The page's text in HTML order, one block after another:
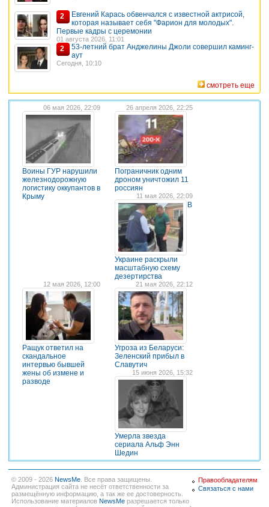
2
Евгений Карась обвенчался с известной актрисой,
которая называет себя "Фарион для молодых".
Первые кадры с церемонии
01 августа 2026, 11:01
2
53-летний брат Анджелины Джоли совершил каминг-
аут
Сегодня, 10:10
смотреть еще
06 мая 2026, 22:09
Воины ГУР нарушили
железнодорожную
логистику оккупантов в
Крыму
26 апреля 2026, 22:25
Пограничник одним
дроном уничтожил 11
россиян
11 мая 2026, 22:09
В
Украине раскрыли
масштабную схему
дезертирства
12 мая 2026, 12:00
Ращук ответил на
скандальное
интервью бывшей
жены об измене и
разводе
21 мая 2026, 22:12
Угроза из Беларуси:
Зеленский прибыл в
Славутич
15 июня 2026, 15:32
Умерла звезда
сериала Альф Энн
Шедин
© 2009 - 2026 NewsMe . Все права защищены.
Администрация сайта не несёт ответственности за
размещённую информацию, а так же ее достоверность.
Использование материалов NewsMe разрешается только
Правообладателям
Связаться с нами